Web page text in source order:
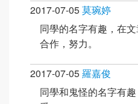
2017-07-05莫琬婷
同學的名字有趣，在
合作，努力。
2017-07-05羅嘉俊
同學和鬼怪的名字有